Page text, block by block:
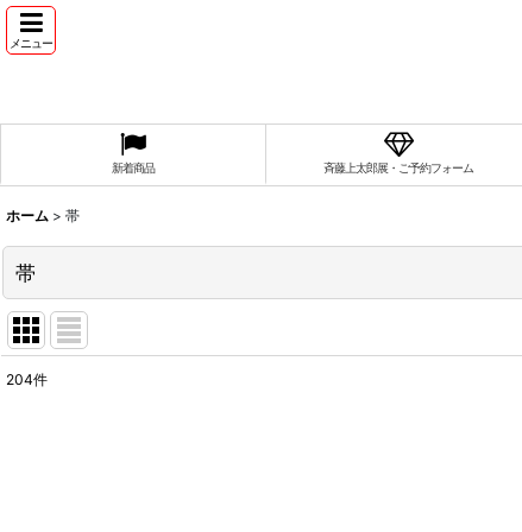
メニュー
新着商品 斉藤上太郎展・ご予約フォーム
ホーム > 帯
帯
204件